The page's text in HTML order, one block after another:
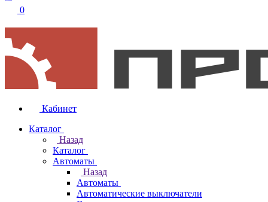
0
Кабинет
Каталог
Назад
Каталог
Автоматы
Назад
Автоматы
Автоматические выключатели